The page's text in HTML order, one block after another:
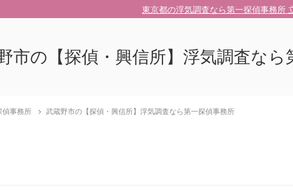
東京都の浮気調査なら第一探偵事務所
市の【探偵・興信所】浮気調査なら
偵事務所 武蔵野市の【探偵・興信所】浮気調査なら第一探偵事務所